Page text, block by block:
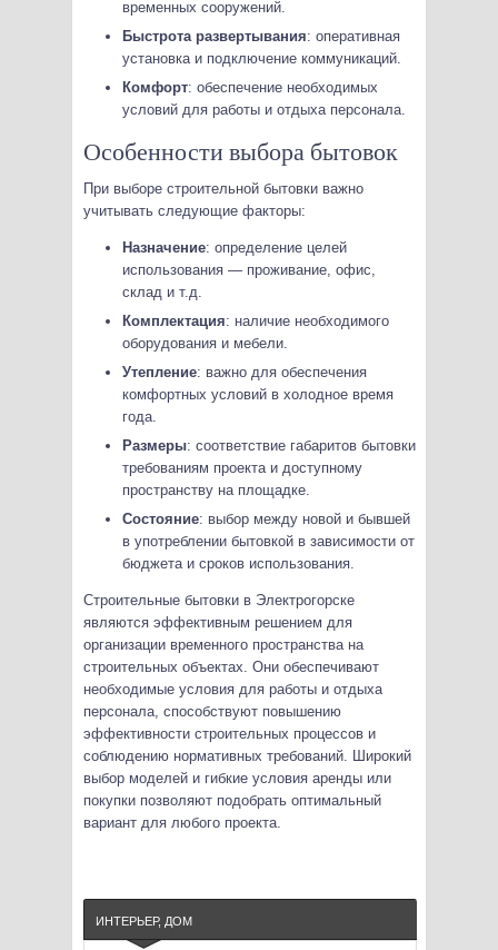
временных сооружений.
Быстрота развертывания: оперативная
установка и подключение коммуникаций.
Комфорт: обеспечение необходимых
условий для работы и отдыха персонала.
Особенности выбора бытовок
При выборе строительной бытовки важно
учитывать следующие факторы:
Назначение: определение целей
использования — проживание, офис,
склад и т.д.
Комплектация: наличие необходимого
оборудования и мебели.
Утепление: важно для обеспечения
комфортных условий в холодное время
года.
Размеры: соответствие габаритов бытовки
требованиям проекта и доступному
пространству на площадке.
Состояние: выбор между новой и бывшей
в употреблении бытовкой в зависимости от
бюджета и сроков использования.
Строительные бытовки в Электрогорске
являются эффективным решением для
организации временного пространства на
строительных объектах. Они обеспечивают
необходимые условия для работы и отдыха
персонала, способствуют повышению
эффективности строительных процессов и
соблюдению нормативных требований. Широкий
выбор моделей и гибкие условия аренды или
покупки позволяют подобрать оптимальный
вариант для любого проекта.
ИНТЕРЬЕР, ДОМ